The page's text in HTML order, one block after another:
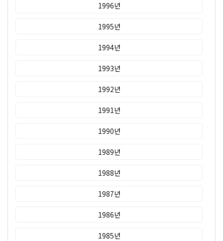
1996년
1995년
1994년
1993년
1992년
1991년
1990년
1989년
1988년
1987년
1986년
1985년